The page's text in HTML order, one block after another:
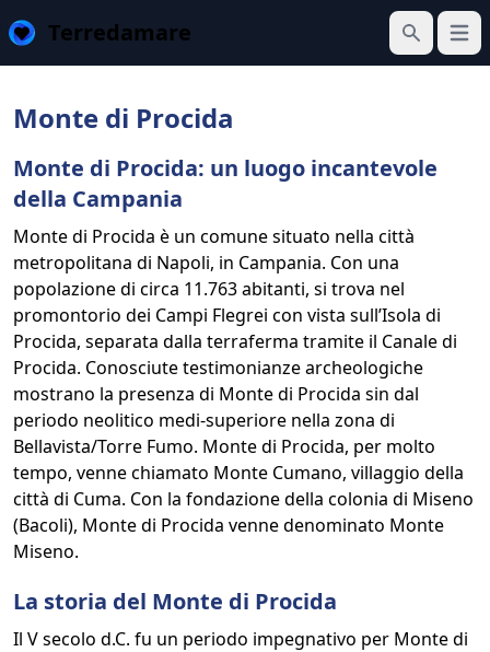
Terredamare
Cerca
Apri
Monte di Procida
Monte di Procida: un luogo incantevole
della Campania
Monte di Procida è un comune situato nella città
metropolitana di Napoli, in Campania. Con una
popolazione di circa 11.763 abitanti, si trova nel
promontorio dei Campi Flegrei con vista sull’Isola di
Procida, separata dalla terraferma tramite il Canale di
Procida. Conosciute testimonianze archeologiche
mostrano la presenza di Monte di Procida sin dal
periodo neolitico medi-superiore nella zona di
Bellavista/Torre Fumo. Monte di Procida, per molto
tempo, venne chiamato Monte Cumano, villaggio della
città di Cuma. Con la fondazione della colonia di Miseno
(Bacoli), Monte di Procida venne denominato Monte
Miseno.
La storia del Monte di Procida
Il V secolo d.C. fu un periodo impegnativo per Monte di